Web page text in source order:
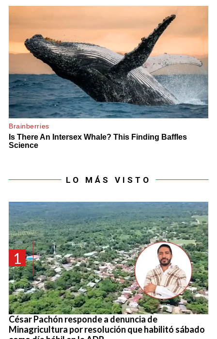
LO MÁS VISTO
1
César Pachón responde a denuncia de
Minagricultura por resolución que habilitó sábado